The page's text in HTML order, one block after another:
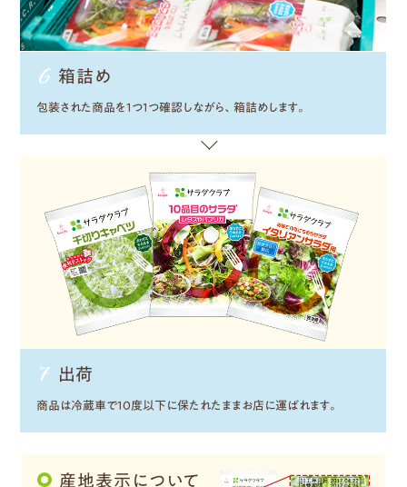
箱詰め
包装された商品を1つ1つ確認しながら、箱詰めします。
出荷
商品は冷蔵車で10度以下に保たれたままお店に運ばれます。
産地表示について